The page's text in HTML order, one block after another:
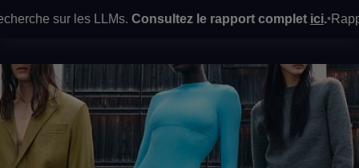
sur les LLMs. Consultez le rapport completici .•Rapport